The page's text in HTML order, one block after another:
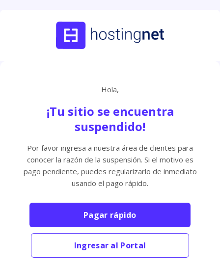
Hola,
¡Tu sitio se encuentra
suspendido!
Por favor ingresa a nuestra área de clientes para
conocer la razón de la suspensión. Si el motivo es
pago pendiente, puedes regularizarlo de inmediato
usando el pago rápido.
Pagar rápido
Ingresar al Portal